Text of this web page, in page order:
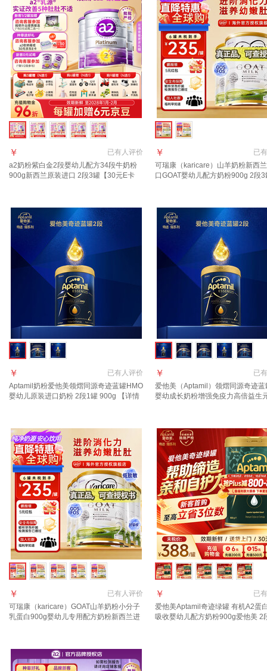
已有人评价
￥
a2奶粉紫白金2段婴幼儿配方34段牛奶粉
900g新西兰原装进口 2段3罐【30元E卡
已有
￥
可瑞康（karicare）山羊奶粉新西
口GOAT婴幼儿配方奶粉900g 2段
已有人评价
￥
Aptamil奶粉爱他美领熠同源奇迹蓝罐HMO
婴幼儿原装进口奶粉 2段1罐 900g 【详情
已有
￥
爱他美（Aptamil）领熠同源奇迹蓝
婴幼成长奶粉增强免疫力高倍益生
已有人评价
￥
可瑞康（karicare）GOAT山羊奶粉小分子
乳蛋白900g婴幼儿专用配方奶粉新西兰进
已有
￥
爱他美Aptamil奇迹绿罐 有机A2蛋
吸收婴幼儿配方奶粉900g爱他美 2